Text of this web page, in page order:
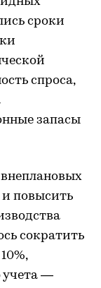
сроки
спроса,
запасы
и повысить
сократить
учета —